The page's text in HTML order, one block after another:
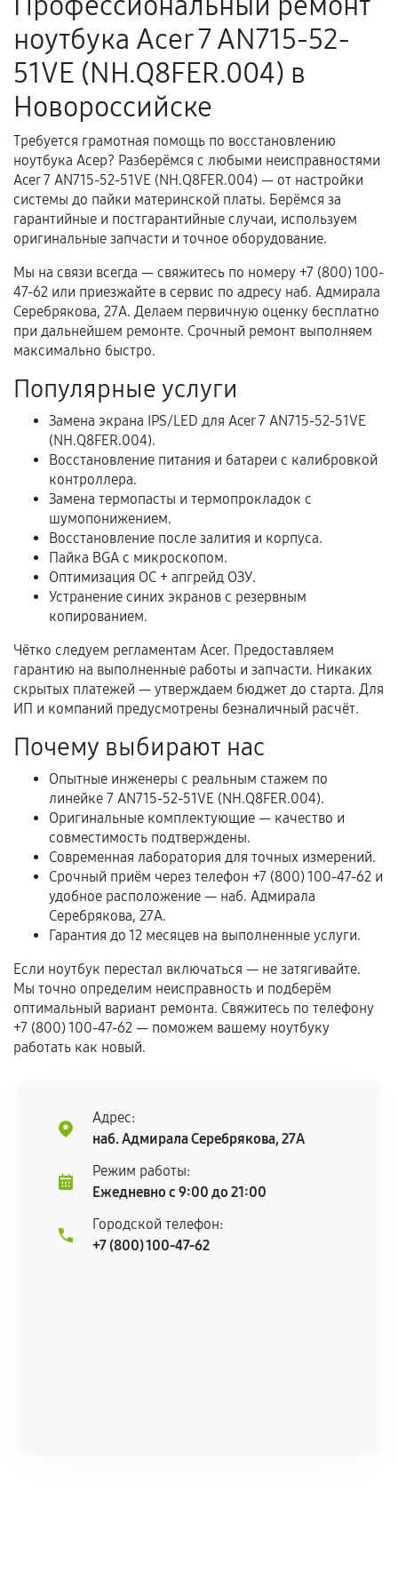
Поломка установленной детали при
нормальной эксплуатации в течение
гарантийного срока.
Несоответствие комплектующей заявленным
техническим характеристикам.
Документы для подтверждения
гарантии
Гарантийный талон.
Акт выполненных работ с датой, перечнем
услуг и сроком гарантии.
Документы на установленные комплектующие
и кассовый чек.
Расширенная гарантия
В некоторых случаях возможно оформление
расширенной гарантии. Стоимость, сроки и
условия продления согласовываются отдельно и
фиксируются в документах.
Когда гарантия не действует
Нарушение правил эксплуатации,
механические повреждения, попадание влаги,
перегрев, коррозия.
Самостоятельный ремонт или вмешательство
третьих лиц.
Естественный износ деталей, если иное не
Обращение после окончания гарантийного
срока.
Программные сбои, если это не указано в
отдельных условиях.
Если комплектующие куплены
самостоятельно
Гарантия на выполненные работы может
сохраняться полностью или частично, если
соблюдены следующие условия:
дефектов.
Установка была выполнена нашим сервисным
центром.
При этом гарантия на сами комплектующие
продавца. За качество сторонних деталей
сервисный центр ответственности не несет.
ноутбука Acer 7 AN715-52-
51VE (NH.Q8FER.004) в
Новороссийске
Требуется грамотная помощь по восстановлению
ноутбука Асер? Разберёмся с любыми неисправностями
Acer 7 AN715-52-51VE (NH.Q8FER.004) — от настройки
системы до пайки материнской платы. Берёмся за
гарантийные и постгарантийные случаи, используем
оригинальные запчасти и точное оборудование.
Мы на связи всегда — свяжитесь по номеру +7 (800) 100-
47-62 или приезжайте в сервис по адресу наб. Адмирала
Серебрякова, 27А. Делаем первичную оценку бесплатно
при дальнейшем ремонте. Срочный ремонт выполняем
максимально быстро.
Популярные услуги
Замена экрана IPS/LED для Acer 7 AN715-52-51VE
(NH.Q8FER.004).
Восстановление питания и батареи с калибровкой
контроллера.
Замена термопасты и термопрокладок с
шумопонижением.
Восстановление после залития и корпуса.
Пайка BGA с микроскопом.
Оптимизация ОС + апгрейд ОЗУ.
Устранение синих экранов с резервным
копированием.
Чётко следуем регламентам Acer. Предоставляем
гарантию на выполненные работы и запчасти. Никаких
скрытых платежей — утверждаем бюджет до старта. Для
ИП и компаний предусмотрены безналичный расчёт.
Почему выбирают нас
Опытные инженеры с реальным стажем по
линейке 7 AN715-52-51VE (NH.Q8FER.004).
Оригинальные комплектующие — качество и
совместимость подтверждены.
Современная лаборатория для точных измерений.
Срочный приём через телефон +7 (800) 100-47-62 и
удобное расположение — наб. Адмирала
Серебрякова, 27А.
Гарантия до 12 месяцев на выполненные услуги.
Если ноутбук перестал включаться — не затягивайте.
Мы точно определим неисправность и подберём
оптимальный вариант ремонта. Свяжитесь по телефону
+7 (800) 100-47-62 — поможем вашему ноутбуку
работать как новый.
Адрес:
наб. Адмирала Серебрякова, 27А
Режим работы:
Ежедневно с 9:00 до 21:00
Городской телефон:
+7 (800) 100-47-62